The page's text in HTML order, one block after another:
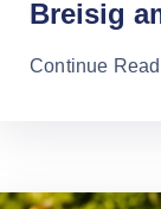
Breisig
Continue